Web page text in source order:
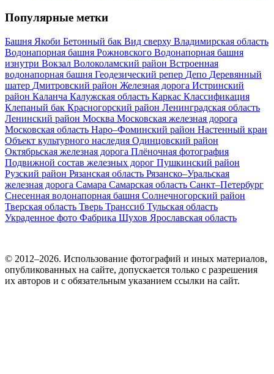
Популярные метки
Башня Якоби Бетонный бак Вид сверху Владимирская область
Водонапорная башня Рожновского Водонапорная башня
изнутри Вокзал Волоколамский район Встроенная
водонапорная башня Геодезический репер Депо Деревянный
шатер Дмитровский район Железная дорога Истринский
район Каланча Калужская область Каркас Классификация
Клепаный бак Красногорский район Ленинградская область
Ленинский район Москва Московская железная дорога
Московская область Наро–Фоминский район Настенный кран
Объект культурного наследия Одинцовский район
Октябрьская железная дорога Плёночная фотография
Подвижной состав железных дорог Пушкинский район
Рузский район Рязанская область Рязанско–Уральская
железная дорога Самара Самарская область Санкт–Петербург
Снесенная водонапорная башня Солнечногорский район
Тверская область Тверь Транссиб Тульская область
Украденное фото Фабрика Шухов Ярославская область
© 2012–2026. Использование фотографий и иных материалов,
опубликованных на сайте, допускается только с разрешения
их авторов и c обязательным указанием ссылки на сайт.